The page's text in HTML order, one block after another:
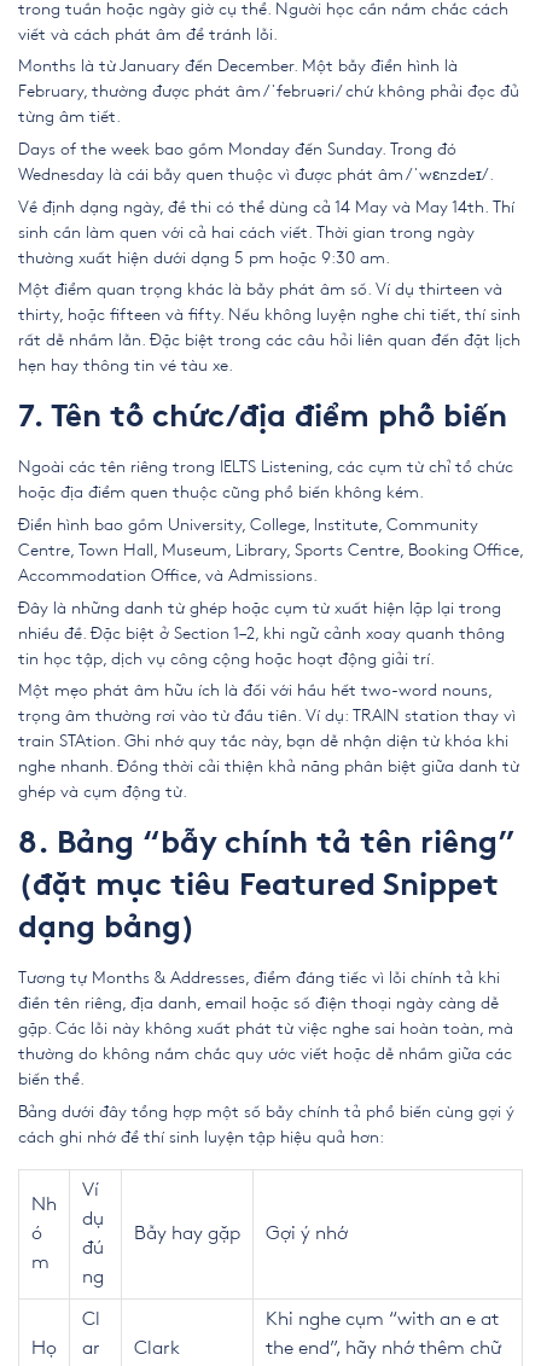
trong tuần hoặc ngày giờ cụ thể. Người học cần nắm chắc cách
viết và cách phát âm để tránh lỗi.
Months là từ January đến December. Một bẫy điển hình là
February, thường được phát âm /ˈfebruəri/ chứ không phải đọc đủ
từng âm tiết.
Days of the week bao gồm Monday đến Sunday. Trong đó
Wednesday là cái bẫy quen thuộc vì được phát âm /ˈwɛnzdeɪ/.
Về định dạng ngày, đề thi có thể dùng cả 14 May và May 14th. Thí
sinh cần làm quen với cả hai cách viết. Thời gian trong ngày
thường xuất hiện dưới dạng 5 pm hoặc 9:30 am.
Một điểm quan trọng khác là bẫy phát âm số. Ví dụ thirteen và
thirty, hoặc fifteen và fifty. Nếu không luyện nghe chi tiết, thí sinh
rất dễ nhầm lẫn. Đặc biệt trong các câu hỏi liên quan đến đặt lịch
hẹn hay thông tin vé tàu xe.
7. Tên tổ chức/địa điểm phổ biến
Ngoài các tên riêng trong IELTS Listening, các cụm từ chỉ tổ chức
hoặc địa điểm quen thuộc cũng phổ biến không kém.
Điển hình bao gồm University, College, Institute, Community
Centre, Town Hall, Museum, Library, Sports Centre, Booking Office,
Accommodation Office, và Admissions.
Đây là những danh từ ghép hoặc cụm từ xuất hiện lặp lại trong
nhiều đề. Đặc biệt ở Section 1–2, khi ngữ cảnh xoay quanh thông
tin học tập, dịch vụ công cộng hoặc hoạt động giải trí.
Một mẹo phát âm hữu ích là đối với hầu hết two-word nouns,
trọng âm thường rơi vào từ đầu tiên. Ví dụ: TRAIN station thay vì
train STAtion. Ghi nhớ quy tắc này, bạn dễ nhận diện từ khóa khi
nghe nhanh. Đồng thời cải thiện khả năng phân biệt giữa danh từ
ghép và cụm động từ.
8. Bảng “bẫy chính tả tên riêng”
(đặt mục tiêu Featured Snippet
dạng bảng)
Tương tự Months & Addresses, điểm đáng tiếc vì lỗi chính tả khi
điền tên riêng, địa danh, email hoặc số điện thoại ngày càng dễ
gặp. Các lỗi này không xuất phát từ việc nghe sai hoàn toàn, mà
thường do không nắm chắc quy ước viết hoặc dễ nhầm giữa các
biến thể.
Bảng dưới đây tổng hợp một số bẫy chính tả phổ biến cùng gợi ý
cách ghi nhớ để thí sinh luyện tập hiệu quả hơn:
Nh
ó
m
Ví
dụ
đú
ng
Bẫy hay gặp Gợi ý nhớ
Họ
Cl
ar
Clark
Khi nghe cụm “with an e at
the end”, hãy nhớ thêm chữ